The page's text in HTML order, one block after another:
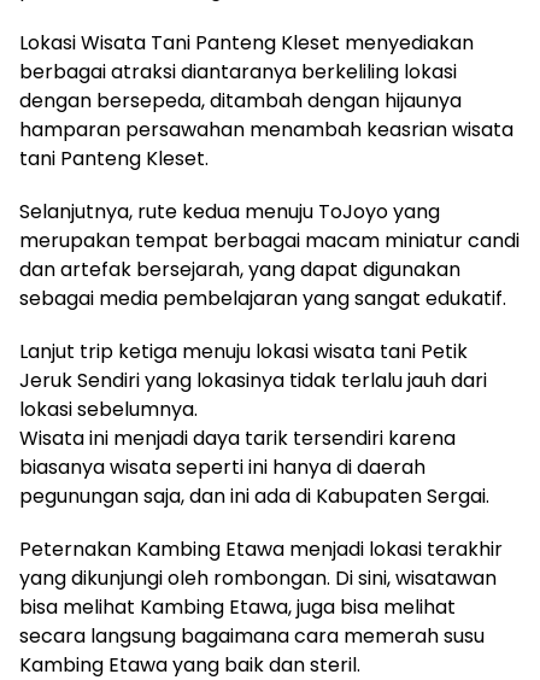
Lokasi Wisata Tani Panteng Kleset menyediakan
berbagai atraksi diantaranya berkeliling lokasi
dengan bersepeda, ditambah dengan hijaunya
hamparan persawahan menambah keasrian wisata
tani Panteng Kleset.
Selanjutnya, rute kedua menuju ToJoyo yang
merupakan tempat berbagai macam miniatur candi
dan artefak bersejarah, yang dapat digunakan
sebagai media pembelajaran yang sangat edukatif.
Lanjut trip ketiga menuju lokasi wisata tani Petik
Jeruk Sendiri yang lokasinya tidak terlalu jauh dari
lokasi sebelumnya.
Wisata ini menjadi daya tarik tersendiri karena
biasanya wisata seperti ini hanya di daerah
pegunungan saja, dan ini ada di Kabupaten Sergai.
Peternakan Kambing Etawa menjadi lokasi terakhir
yang dikunjungi oleh rombongan. Di sini, wisatawan
bisa melihat Kambing Etawa, juga bisa melihat
secara langsung bagaimana cara memerah susu
Kambing Etawa yang baik dan steril.